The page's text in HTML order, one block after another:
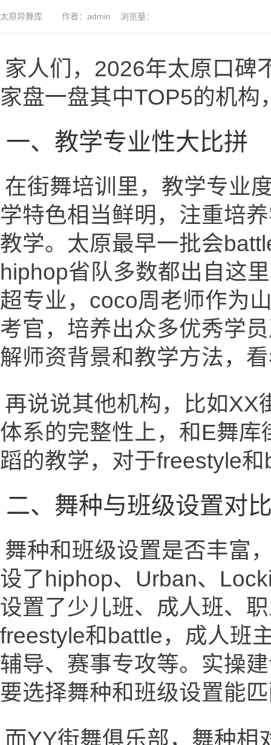
太原异舞库 作者：admin 浏览量：
家人们，2026年太原口碑
家盘一盘其中TOP5的机构
一、教学专业性大比拼
在街舞培训里，教学专业
学特色相当鲜明，注重培
教学。太原最早一批会
hiphop省队多数都出自这
超专业，coco周老师作为
考官，培养出众多优秀学
解师资背景和教学方法，
再说说其他机构，比如XX
体系的完整性上，和E舞
蹈的教学，对于freestyle
二、舞种与班级设置对
舞种和班级设置是否丰富
设了hiphop、Urban、
设置了少儿班、成人班、
freestyle和battle，成人班
辅导、赛事专攻等。实操
要选择舞种和班级设置能
而YY街舞俱乐部，舞种相